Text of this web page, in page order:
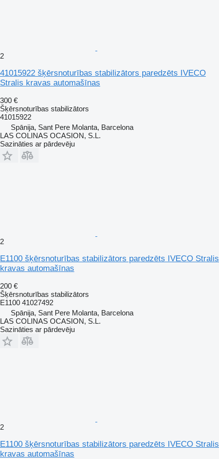
2
41015922 šķērsnoturības stabilizātors paredzēts IVECO
Stralis kravas automašīnas
300 €
Šķērsnoturības stabilizātors
41015922
Spānija, Sant Pere Molanta, Barcelona
LAS COLINAS OCASION, S.L.
Sazināties ar pārdevēju
2
E1100 šķērsnoturības stabilizātors paredzēts IVECO Stralis
kravas automašīnas
200 €
Šķērsnoturības stabilizātors
E1100 41027492
Spānija, Sant Pere Molanta, Barcelona
LAS COLINAS OCASION, S.L.
Sazināties ar pārdevēju
2
E1100 šķērsnoturības stabilizātors paredzēts IVECO Stralis
kravas automašīnas